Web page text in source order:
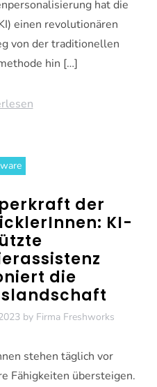
hat die
einen revolutionären
von der traditionellen
hin […]
der
KI-
die
by Firma Freshworks
stehen täglich vor
Fähigkeiten übersteigen.